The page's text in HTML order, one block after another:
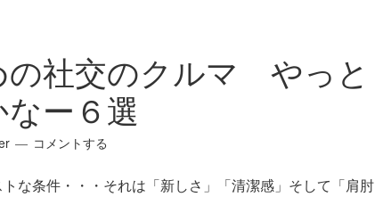
の社交のクルマ やっと
ー６選
コメントする
な条件・・・それは「新しさ」「清潔感」そして「肩肘